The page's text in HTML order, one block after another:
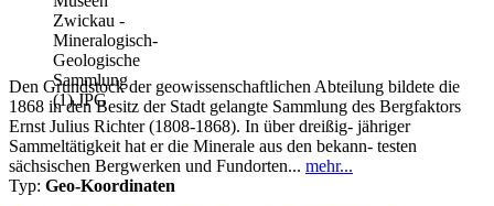
Den Grundstock der geowissenschaftlichen Abteilung bildete die
1868 in den Besitz der Stadt gelangte Sammlung des Bergfaktors
Ernst Julius Richter (1808-1868). In über dreißig- jähriger
Sammeltätigkeit hat er die Minerale aus den bekann- testen
sächsischen Bergwerken und Fundorten... mehr...
Typ: Geo-Koordinaten